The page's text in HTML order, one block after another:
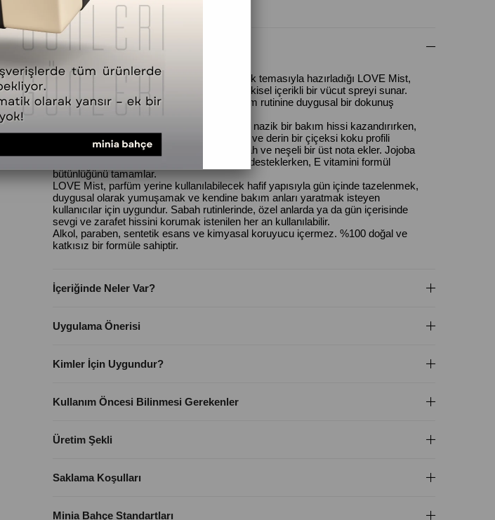
SORULAR (0) VE CEVAPLAR (0)
Ürün Özellikleri
Minia Bahçe’nin içtenlik ve duygusal yakınlık temasıyla hazırladığı LOVE Mist,
çiçeksi ve sıcak koku karakteriyle %100 bitkisel içerikli bir vücut spreyi sunar.
Yumuşak ve sarıcı aromasıyla günlük bakım rutinine duygusal bir dokunuş
Formülünde yer alan lavanta hidrosolü cilde nazik bir bakım hissi kazandırırken,
ylang ylang, ıtır ve paçuli uçucu yağları tatlı ve derin bir çiçeksi koku profili
oluşturur. Portakal kabuğu yağı formüle ferah ve neşeli bir üst nota ekler. Jojoba
yağı ciltle uyumlu yapısıyla bakım sürecini desteklerken, E vitamini formül
bütünlüğünü tamamlar.
LOVE Mist, parfüm yerine kullanılabilecek hafif yapısıyla gün içinde tazelenmek,
duygusal olarak yumuşamak ve kendine bakım anları yaratmak isteyen
kullanıcılar için uygundur. Sabah rutinlerinde, özel anlarda ya da gün içerisinde
sevgi ve zarafet hissini korumak istenilen her an kullanılabilir.
Alkol, paraben, sentetik esans ve kimyasal koruyucu içermez. %100 doğal ve
katkısız bir formüle sahiptir.
İçeriğinde Neler Var?
Uygulama Önerisi
Kimler İçin Uygundur?
Kullanım Öncesi Bilinmesi Gerekenler
Üretim Şekli
Saklama Koşulları
Minia Bahçe Standartları